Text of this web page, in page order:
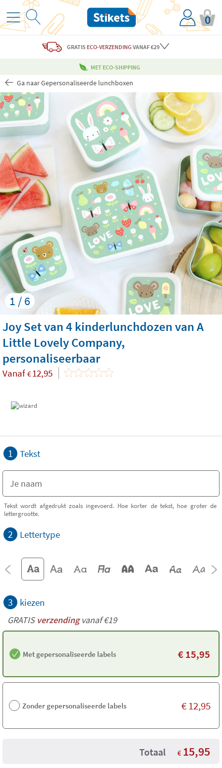
0
GRATIS ECO-VERZENDING VANAF €29
MET ECO-SHIPPING
Ga naar Gepersonaliseerde lunchboxen
1 / 6
Joy Set van 4 kinderlunchdozen van A
Little Lovely Company,
personaliseerbaar
Vanaf €12,95
1 Tekst
Tekst wordt afgedrukt zoals ingevoerd. Hoe korter de tekst, hoe groter de
lettergrootte.
2 Lettertype
3 kiezen
GRATISverzendingvanaf €19
Met gepersonaliseerde labels €15,95
Zonder gepersonaliseerde labels €12,95
Totaal € 15,95